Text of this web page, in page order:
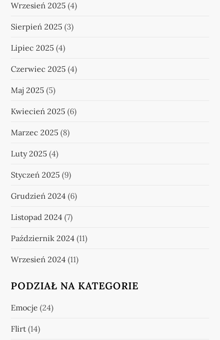
Wrzesień 2025 (4)
Sierpień 2025 (3)
Lipiec 2025 (4)
Czerwiec 2025 (4)
Maj 2025 (5)
Kwiecień 2025 (6)
Marzec 2025 (8)
Luty 2025 (4)
Styczeń 2025 (9)
Grudzień 2024 (6)
Listopad 2024 (7)
Październik 2024 (11)
Wrzesień 2024 (11)
PODZIAŁ NA KATEGORIE
Emocje (24)
Flirt (14)